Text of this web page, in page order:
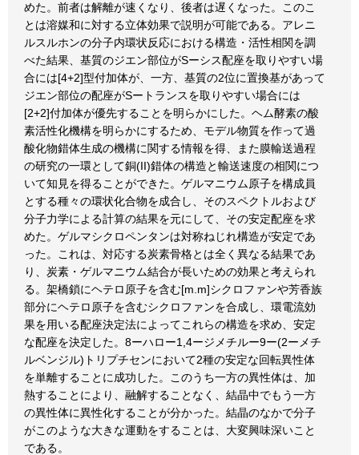
めた。前者は解離が速くなり、後者は遅くなった。このこ
とは溶媒和に対する立体効果で説明が可能である。アレニ
ルスルホンの分子内環状反応における構造・活性相関を調
べた結果、基質のジエン部位がSーシス配座を取りやすい場
合には[4+2]型付加体が、一方、基質の2位に置換基があって
ジエン部位の配座がSートランスを取りやすい場合には
[2+2]付加体が優先することを明らかにした。ヘム酵素の酸
素活性化機構を明らかにするため、モデル物質を作って過
酸化物錯体生成の機構に関する情報を得、また膜輸送過程
の研究の一環として銅(II)錯体の構造と輸送速度の相関につ
いて知見を得ることができた。ゲルマニウム原子を構成員
とする種々の環状化合物を成合し、そのスペクトルおよび
分子力学による計算の結果を元にして、その安定配座を求
めた。ゲルマシクロペンタンは対称ねじれ構造が安定であ
った。これは、対応する炭素骨格とは全く異なる結果であ
り、炭素・ゲルマニウム結合が長いための効果と考えられ
る。架橋鎖にヘテロ原子を含む[m.m]シクロファンや芳香族
部分にヘテロ原子を含むシクロファンを合成し、環電流効
果を用いる配座決定法によってこれらの構造を求め、安定
な配座を決定した。8ーハロー1,4ージメチルー9ー(2ーメチ
ルベンジル)トリプチセンにおいて2種の安定な回転異性体
を単離することに成功した。このうち一方の異性体は、加
熱することにより、融解することなく、結晶中でもう一方
の異性体に異性化することが分かった。結晶のなかで分子
がこのような大きな運動をすることは、大変興味深いこと
である。